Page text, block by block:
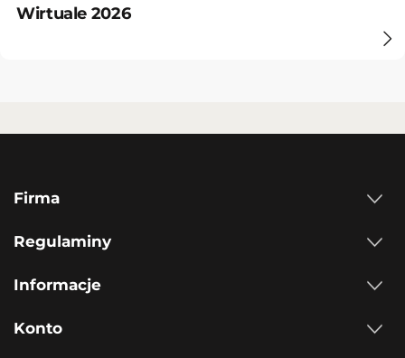
Wirtuale 2026
Firma
Regulaminy
Informacje
Konto